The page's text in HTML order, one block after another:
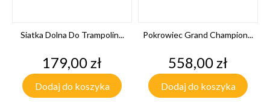
Siatka Dolna Do Trampolin...
Cena
179,00 zł
Dodaj do koszyka
Pokrowiec Grand Champion...
Cena
558,00 zł
Dodaj do koszyka